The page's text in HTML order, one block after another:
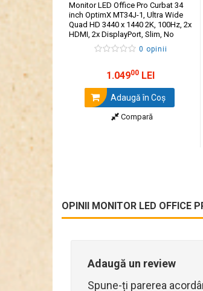
Monitor LED Office Pro Curbat 34
inch OptimX MT34J-1, Ultra Wide
Quad HD 3440 x 1440 2K, 100Hz, 2x
HDMI, 2x DisplayPort, Slim, No
0 opinii
1.04900 LEI
Adaugă în Coş
Compară
OPINII MONITOR LED OFFICE
Adaugă un review
Spune-ți parerea